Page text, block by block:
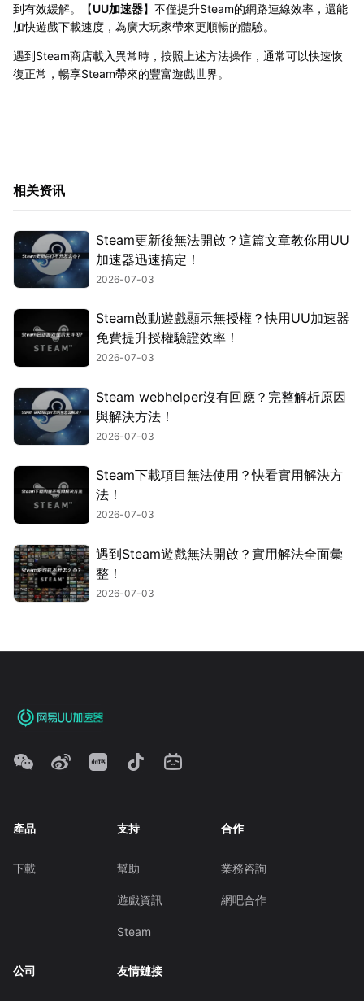
到有效緩解。【UU加速器】不僅提升Steam的網路連線效率，還能
加快遊戲下載速度，為廣大玩家帶來更順暢的體驗。
遇到Steam商店載入異常時，按照上述方法操作，通常可以快速恢
復正常，暢享Steam帶來的豐富遊戲世界。
相关资讯
Steam更新後無法開啟？這篇文章教你用UU
加速器迅速搞定！
2026-07-03
Steam啟動遊戲顯示無授權？快用UU加速器
免費提升授權驗證效率！
2026-07-03
Steam webhelper沒有回應？完整解析原因
與解決方法！
2026-07-03
Steam下載項目無法使用？快看實用解決方
法！
2026-07-03
遇到Steam遊戲無法開啟？實用解法全面彙
整！
2026-07-03
產品
下載
支持
幫助
遊戲資訊
Steam
合作
業務咨詢
網吧合作
公司 友情鏈接